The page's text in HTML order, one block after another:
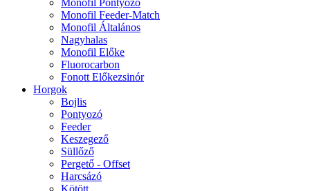
Monofil Pontyozó
Monofil Feeder-Match
Monofil Általános
Nagyhalas
Monofil Előke
Fluorocarbon
Fonott Előkezsinór
Horgok
Bojlis
Pontyozó
Feeder
Keszegező
Süllőző
Pergető - Offset
Harcsázó
Kötött